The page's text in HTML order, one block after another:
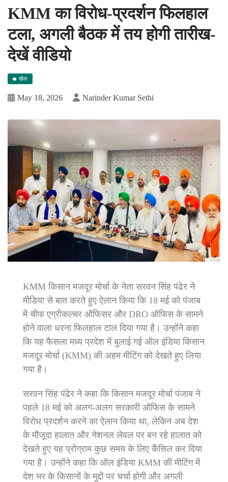
KMM का विरोध-प्रदर्शन फिलहाल
टला, अगली बैठक में तय होगी तारीख-
देखें वीडियो
खेल
May 18, 2026 Narinder Kumar Sethi
KMM किसान मजदूर मोर्चा के नेता सरवन सिंह पंढेर ने
मीडिया से बात करते हुए ऐलान किया कि 18 मई को पंजाब
में चीफ एग्रीकल्चर ऑफिसर और DRO ऑफिस के सामने
होने वाला धरना फिलहाल टाल दिया गया है। उन्होंने कहा
कि यह फैसला मध्य प्रदेश में बुलाई गई ऑल इंडिया किसान
मजदूर मोर्चा (KMM) की अहम मीटिंग को देखते हुए लिया
गया है।
सरवन सिंह पंढेर ने कहा कि किसान मजदूर मोर्चा पंजाब ने
पहले 18 मई को अलग-अलग सरकारी ऑफिस के सामने
विरोध प्रदर्शन करने का ऐलान किया था, लेकिन अब देश
के मौजूदा हालात और नेशनल लेवल पर बन रहे हालात को
देखते हुए यह प्रोग्राम कुछ समय के लिए कैंसिल कर दिया
गया है। उन्होंने कहा कि ऑल इंडिया KMM की मीटिंग में
देश भर के किसानों के मुद्दों पर चर्चा होगी और अगली